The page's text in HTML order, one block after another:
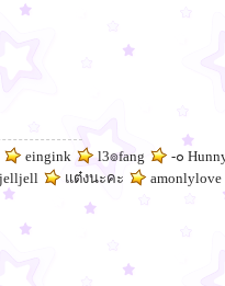
eingink l3๏fang -๐
jelljell แต๋งนะคะ amonlylove